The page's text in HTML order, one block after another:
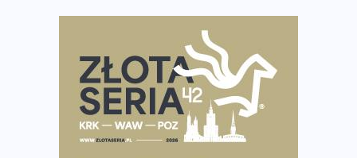
Największy Bieg Powstania Warszawskiego w historii.
Ponad 12 tysięcy uczestników pobiegło dla Bohaterów!
Tętno vs tempo – czym kierować się w bieganiu?
Co ma dużo białka? Produkty, które warto włączyć do
Rozbiegany Olsztyn szykuje się na weekend z